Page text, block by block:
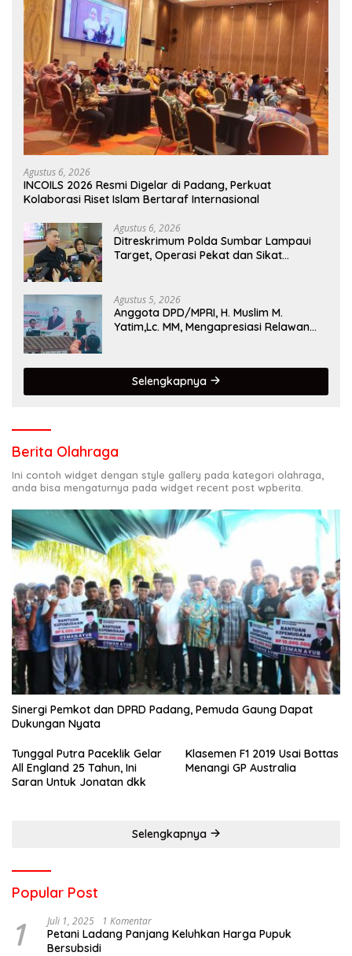
Agustus 6, 2026
INCOILS 2026 Resmi Digelar di Padang, Perkuat
Kolaborasi Riset Islam Bertaraf Internasional
Agustus 6, 2026
Ditreskrimum Polda Sumbar Lampaui
Target, Operasi Pekat dan Sikat
Agustus 5, 2026
Anggota DPD/MPRI, H. Muslim M.
Yatim,Lc. MM, Mengapresiasi Relawan
Selengkapnya
Berita Olahraga
Ini contoh widget dengan style gallery pada kategori olahraga,
anda bisa mengaturnya pada widget recent post wpberita.
Sinergi Pemkot dan DPRD Padang, Pemuda Gaung Dapat
Dukungan Nyata
Tunggal Putra Paceklik Gelar
All England 25 Tahun, Ini
Saran Untuk Jonatan dkk
Klasemen F1 2019 Usai Bottas
Menangi GP Australia
Selengkapnya
Popular Post
1 Juli 1, 2025 1 Komentar
Petani Ladang Panjang Keluhkan Harga Pupuk
Bersubsidi